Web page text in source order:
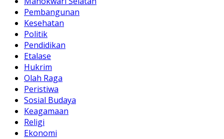
Pembangunan
Kesehatan
Politik
Pendidikan
Etalase
Hukrim
Olah Raga
Peristiwa
Sosial Budaya
Keagamaan
Religi
Ekonomi